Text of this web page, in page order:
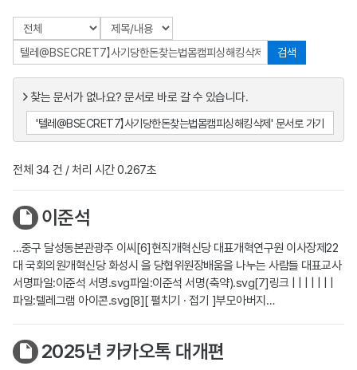
검색
찾는 문서가 없나요? 문서로 바로 갈 수 있습니다.
'텔레@BSECRET7】사기당한돈찾는법몸캠피싱해킹삭제' 문서로 가기
전체 34 건 / 처리 시간 0.267초
이준석
…중구 달성동본관광주 이씨[6]현직개혁신당 대표개혁연구원 이사장제22
대 국회의원개혁신당 화성시 을 당협위원장배움을 나누는 사람들 대표교사
서명파일:이준석 서명.svg파일:이준석 서명(축약).svg[7]링크 | | | | | | |
파일:텔레그램 아이콘.svg[8][ 펼치기 · 접기 ]부모아버지…
2025년 카카오톡 대개편